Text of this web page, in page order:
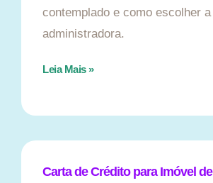
contemplado e como escolher
administradora.
Leia Mais »
Carta de Crédito para Imóvel de